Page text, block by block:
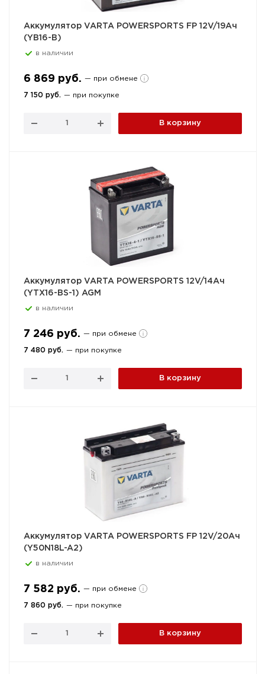
Аккумулятор VARTA POWERSPORTS FP 12V/19Ач
(YB16-B)
в наличии
6 869 руб. — при обмене
7 150 руб. — при покупке
В корзину
Аккумулятор VARTA POWERSPORTS 12V/14Ач
(YTX16-BS-1) AGM
в наличии
7 246 руб. — при обмене
7 480 руб. — при покупке
В корзину
Аккумулятор VARTA POWERSPORTS FP 12V/20Ач
(Y50N18L-A2)
в наличии
7 582 руб. — при обмене
7 860 руб. — при покупке
В корзину